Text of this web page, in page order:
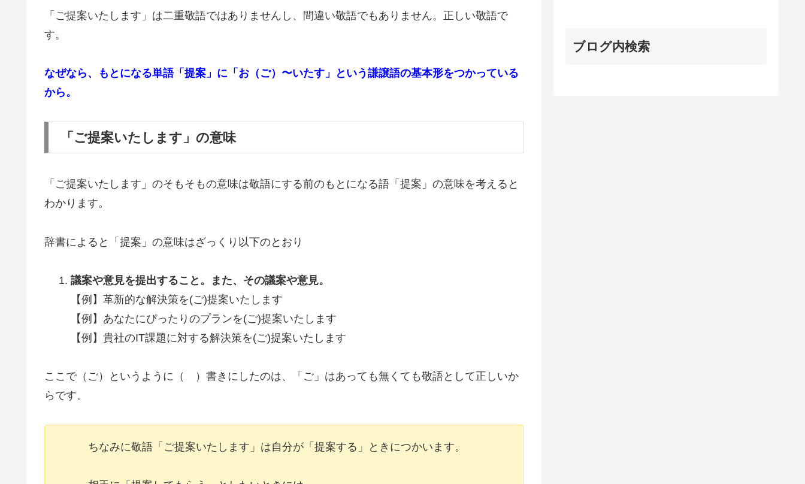
「ご提案いたします」は二重敬語ではありませんし、間違い敬語でもありません。正しい敬語で
す。
なぜなら、
もとになる単語「提案」に「お（ご）〜いたす」という謙譲語の基本形をつかっている
から。
「ご提案いたします」の意味
「ご提案いたします」のそもそもの意味は敬語にする前のもとになる語「提案」の意味を考えると
わかります。
辞書によると「提案」の意味はざっくり以下のとおり
議案や意見を提出すること。また、その議案や意見。
【例】革新的な解決策を(ご)提案いたします
【例】あなたにぴったりのプランを(ご)提案いたします
【例】貴社のIT課題に対する解決策を(ご)提案いたします
ここで（ご）というように（ ）書きにしたのは、「ご」はあっても無くても敬語として正しいか
らです。
ちなみに敬語「ご提案いたします」は自分が「提案する」ときにつかいます。
ブログ内検索